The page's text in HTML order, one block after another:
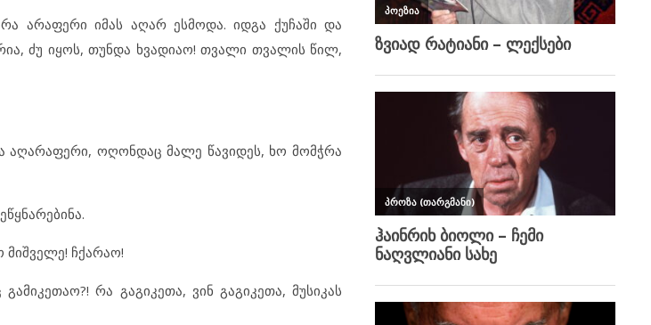
არაფერი იმას აღარ ესმოდა. იდგა ქუჩაში და
ძუ იყოს, თუნდა ხვადიაო! თვალი თვალის წილ,
აღარაფერი, ოღონდაც მალე წავიდეს, ხო მომჭრა
მიშველე! ჩქარაო!
რა გაგიკეთა, ვინ გაგიკეთა, მუსიკას